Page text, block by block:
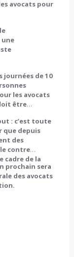
avocats pour
journées de 10
les avocats
être
: c’est toute
que depuis
des
contre
cadre de la
prochain sera
des avocats